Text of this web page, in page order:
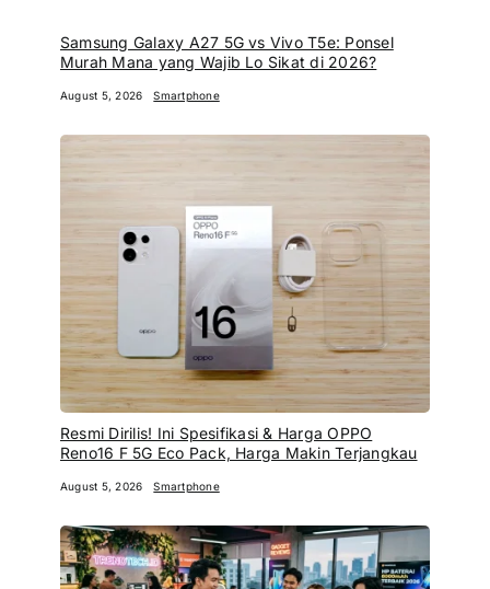
Samsung Galaxy A27 5G vs Vivo T5e: Ponsel
Murah Mana yang Wajib Lo Sikat di 2026?
August 5, 2026 Smartphone
Resmi Dirilis! Ini Spesifikasi & Harga OPPO
Reno16 F 5G Eco Pack, Harga Makin Terjangkau
August 5, 2026 Smartphone